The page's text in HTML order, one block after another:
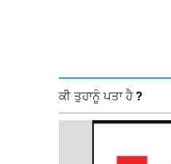
ਕੀ ਤੁਹਾਨੂੰ ਪਤਾ ਹੈ ?